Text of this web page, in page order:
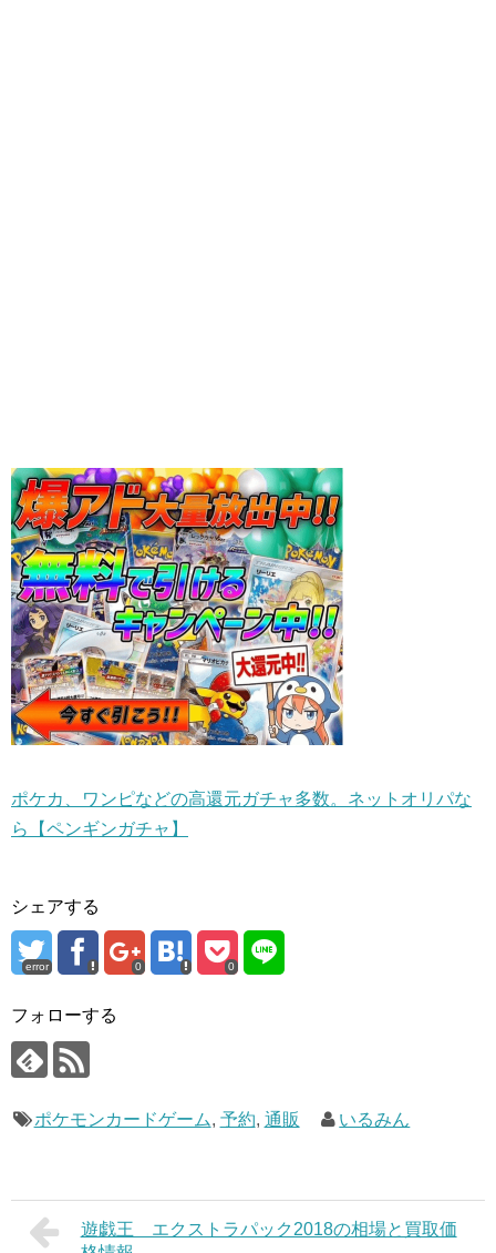
ポケカ、ワンピなどの高還元ガチャ多数。ネットオリパな
ら【ペンギンガチャ】
シェアする
error 0 0
フォローする
ポケモンカードゲーム, 予約, 通販 いるみん
遊戯王 エクストラパック2018の相場と買取価